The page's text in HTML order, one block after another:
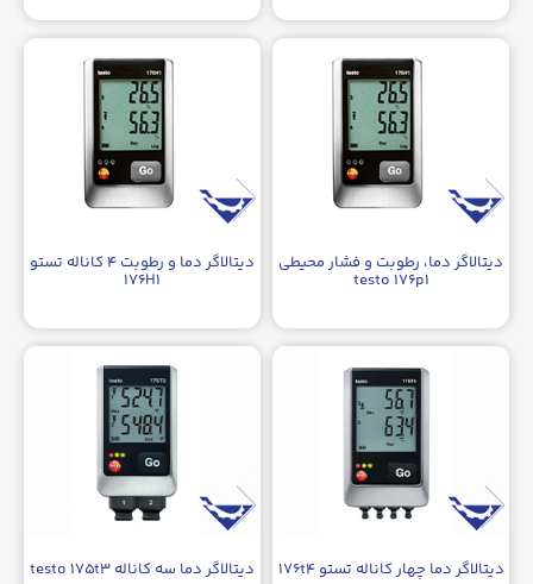
دیتالاگر دما، رطوبت و فشار محیطی
testo ۱۷۶p۱
دیتالاگر دما و رطوبت ۴ کاناله تستو
۱۷۶H۱
دیتالاگر دما چهار کاناله تستو ۱۷۶t۴ دیتالاگر دما سه کاناله testo ۱۷۵t۳